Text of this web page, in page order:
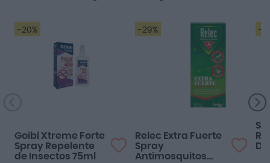
-20%
Funciona perfecto!
Goibi Xtreme Forte
Spray Repelente
de Insectos 75ml
-29%
Muy bien
Relec Extra Fuerte
Spray
Antimosquitos
-